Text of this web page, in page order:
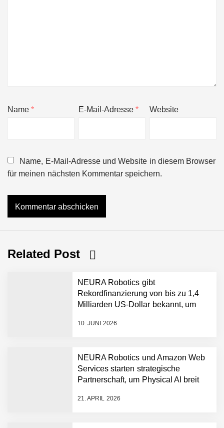
Name* E-Mail-Adresse* Website
Name, E-Mail-Adresse und Website in diesem Browser
für meinen nächsten Kommentar speichern.
Related Post
NEURA Robotics gibt
Rekordfinanzierung von bis zu 1,4
Milliarden US-Dollar bekannt, um
Physical-AI-Plattform zu
10. JUNI 2026
NEURA Robotics und Amazon Web
Services starten strategische
Partnerschaft, um Physical AI breit
21. APRIL 2026
NEURA Robotics gibt
Rekordfinanzierung von
Dollar bekannt, um den